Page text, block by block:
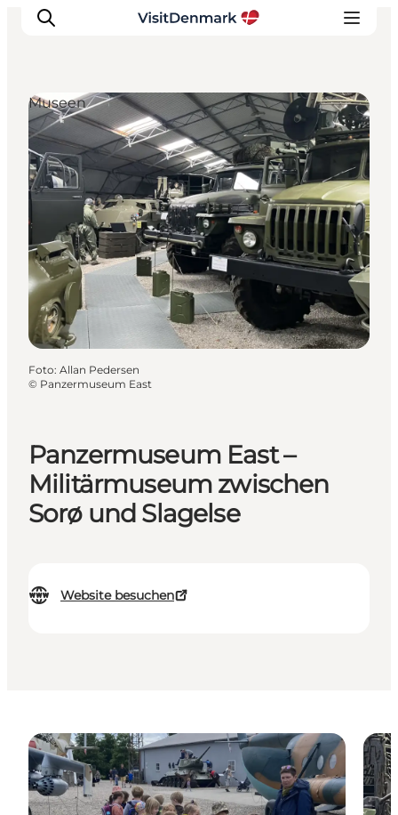
Inspiration
Regionen
Erlebnisse
Unterkünfte
Reiseplanung
Panzermuseum East –
Militärmuseum zwischen
Sorø und Slagelse
Website besuchen
Museen
Foto: Allan Pedersen
© Panzermuseum East